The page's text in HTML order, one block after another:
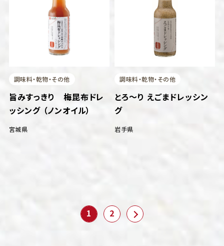
調味料・乾物・その他
旨みすっきり 梅昆布ドレ
ッシング （ノンオイル）
宮城県
調味料・乾物・その他
とろ～り えごまドレッシン
グ
岩手県
1 2